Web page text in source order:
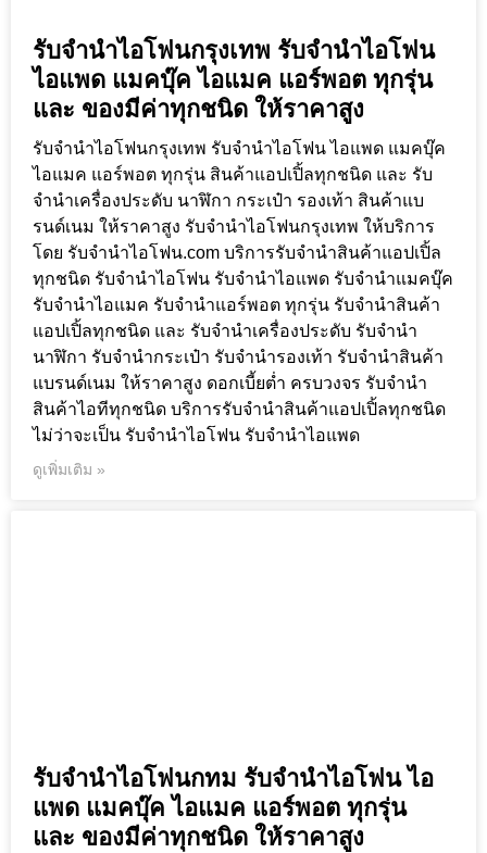
รับจำนำไอโฟนกรุงเทพ รับจำนำไอโฟน
ไอแพด แมคบุ๊ค ไอแมค แอร์พอต ทุกรุ่น
และ ของมีค่าทุกชนิด ให้ราคาสูง
รับจำนำไอโฟนกรุงเทพ รับจำนำไอโฟน ไอแพด แมคบุ๊ค
ไอแมค แอร์พอต ทุกรุ่น สินค้าแอปเปิ้ลทุกชนิด และ รับ
จำนำเครื่องประดับ นาฬิกา กระเป๋า รองเท้า สินค้าแบ
รนด์เนม ให้ราคาสูง รับจำนำไอโฟนกรุงเทพ ให้บริการ
โดย รับจํานําไอโฟน.com บริการรับจำนำสินค้าแอปเปิ้ล
ทุกชนิด รับจำนำไอโฟน รับจำนำไอแพด รับจำนำแมคบุ๊ค
รับจำนำไอแมค รับจำนำแอร์พอต ทุกรุ่น รับจำนำสินค้า
แอปเปิ้ลทุกชนิด และ รับจำนำเครื่องประดับ รับจำนำ
นาฬิกา รับจำนำกระเป๋า รับจำนำรองเท้า รับจำนำสินค้า
แบรนด์เนม ให้ราคาสูง ดอกเบี้ยต่ำ ครบวงจร รับจำนำ
สินค้าไอทีทุกชนิด บริการรับจำนำสินค้าแอปเปิ้ลทุกชนิด
ไม่ว่าจะเป็น รับจำนำไอโฟน รับจำนำไอแพด
ดูเพิ่มเติม »
รับจำนำไอโฟนกทม รับจำนำไอโฟน ไอ
แพด แมคบุ๊ค ไอแมค แอร์พอต ทุกรุ่น
และ ของมีค่าทุกชนิด ให้ราคาสูง